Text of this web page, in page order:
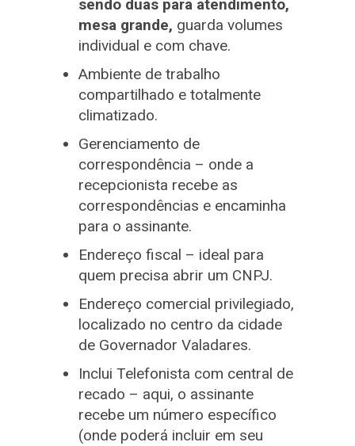
sendo duas para atendimento,
mesa grande, guarda volumes
individual e com chave.
Ambiente de trabalho
compartilhado e totalmente
climatizado.
Gerenciamento de
correspondência – onde a
recepcionista recebe as
correspondências e encaminha
para o assinante.
Endereço fiscal – ideal para
quem precisa abrir um CNPJ.
Endereço comercial privilegiado,
localizado no centro da cidade
de Governador Valadares.
Inclui Telefonista com central de
recado – aqui, o assinante
recebe um número específico
(onde poderá incluir em seu